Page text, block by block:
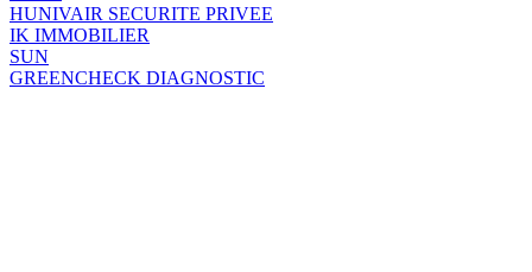
HUNIVAIR SECURITE PRIVEE
IK IMMOBILIER
SUN
GREENCHECK DIAGNOSTIC